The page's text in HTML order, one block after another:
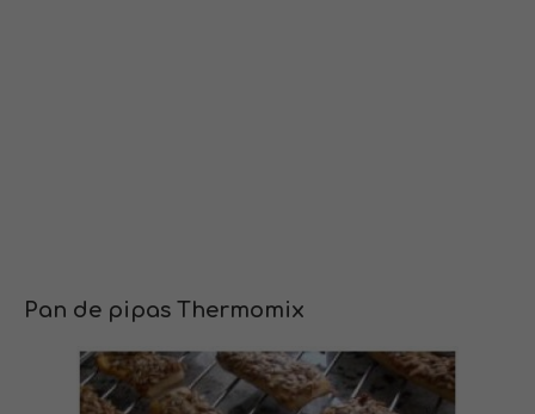
Pan de pipas Thermomix